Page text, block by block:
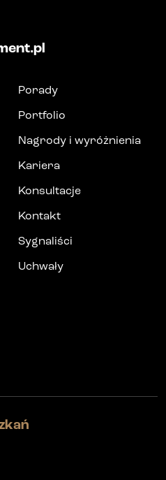
Porady
Portfolio
Nagrody i wyróżnienia
Kariera
Konsultacje
Kontakt
Sygnaliści
Uchwały